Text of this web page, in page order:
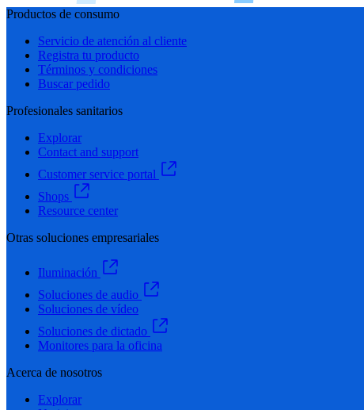
Productos de consumo
Servicio de atención al cliente
Registra tu producto
Términos y condiciones
Buscar pedido
Profesionales sanitarios
Explorar
Contact and support
Customer service portal
Shops
Resource center
Otras soluciones empresariales
Iluminación
Soluciones de audio
Soluciones de vídeo
Soluciones de dictado
Monitores para la oficina
Acerca de nosotros
Explorar